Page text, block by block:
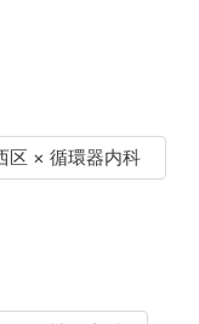
区 × 循環器内科